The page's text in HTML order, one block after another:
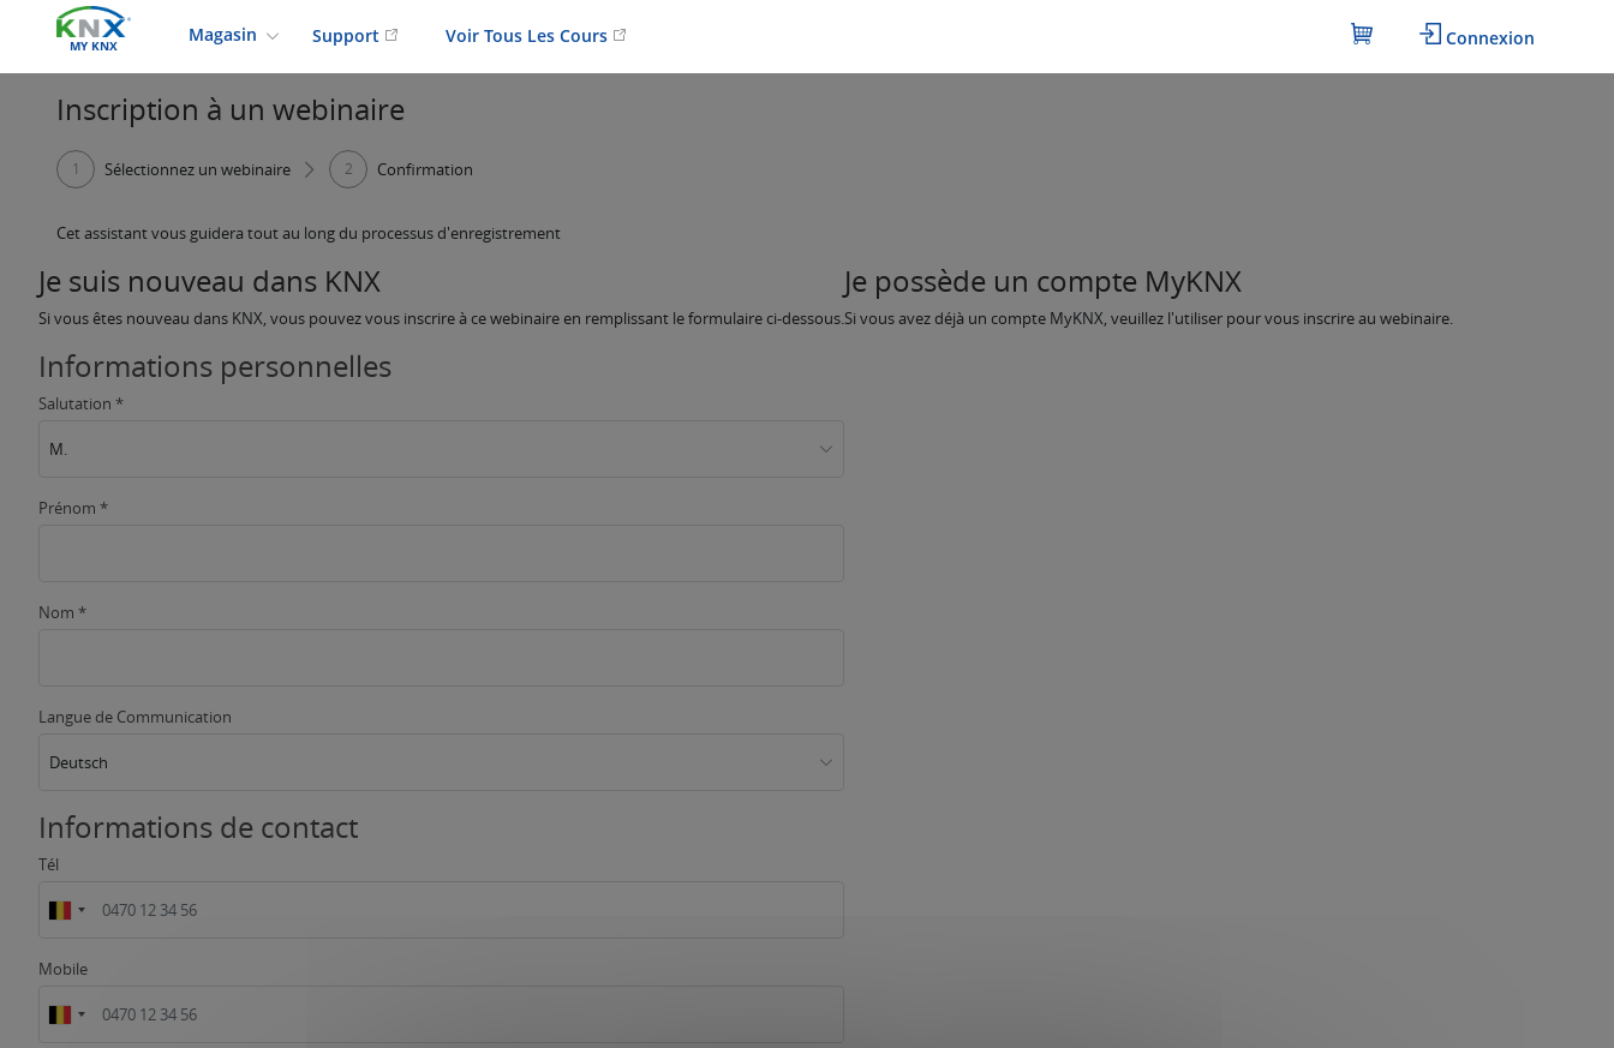
MY KNX
Magasin Support Voir Tous Les Cours Connexion
Inscription à un webinaire
1 Sélectionnez un webinaire 2 Confirmation
Cet assistant vous guidera tout au long du processus d'enregistrement
Je suis nouveau dans KNX
Si vous êtes nouveau dans KNX, vous pouvez vous inscrire à ce webinaire en remplissant le formulaire ci-dessous.
Informations personnelles
Salutation *
M.
Prénom *
Nom *
Langue de Communication
Deutsch
Informations de contact
Tél
Mobile
Je possède un compte MyKNX
Si vous avez déjà un compte MyKNX, veuillez l'utiliser pour vous inscrire au webinaire.